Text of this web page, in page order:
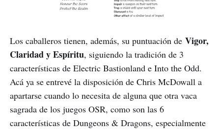
Los caballeros tienen, además, su puntuación de Vigor,
Claridad y Espíritu, siguiendo la tradición de 3
características de Electric Bastionland e Into the Odd.
Acá ya se entrevé la disposición de Chris McDowall a
apartarse cuando lo necesita de alguna que otra vaca
sagrada de los juegos OSR, como son las 6
características de Dungeons & Dragons, especialmente